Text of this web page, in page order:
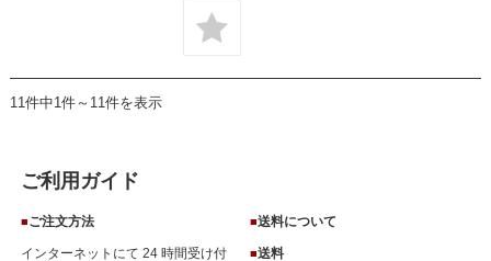
11件中1件～11件を表示
ご利用ガイド
■ご注文方法
インターネットにて 24 時間受け付
■送料について
■送料